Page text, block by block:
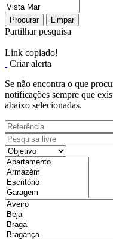
Procurar Limpar
Partilhar pesquisa
Link copiado!
Criar alerta
Se não encontra o que
notificações sempre que
abaixo selecionadas.